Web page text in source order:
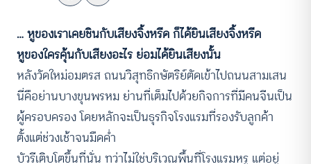
… หูของเราเคยชินกับเสียงจิ้งหรีด ก็ได้ยินเสียงจิ้งหรีด
หูของใครคุ้นกับเสียงอะไร ย่อมได้ยินเสียงนั้น
หลังวัดใหม่อมตรส ถนนวิสุทธิกษัตริย์ตัดเข้าไปถนนสามเสน
นี่คือย่านบางขุนพรหม ย่านที่เต็มไปด้วยกิจการที่มีคนจีนเป็น
ผู้ครอบครอง โดยหลักจะเป็นธุรกิจโรงแรมที่รองรับลูกค้า
ตั้งแต่ช่วงเช้าจนมืดค่ำ
บัวรีเติบโตขึ้นที่นั่น ทว่าไม่ใช่บริเวณพื้นที่โรงแรมหรู แต่อยู่